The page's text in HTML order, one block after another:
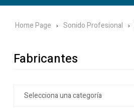
Home Page Sonido Profesional
Fabricantes